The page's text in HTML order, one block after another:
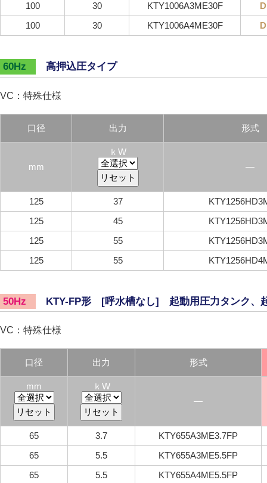
100
30 KTY1006A3ME30F
100
30 KTY1006A4ME30F
60Hz 高押込圧タイプ
VC：特殊仕様
口径 出力 形式
mm
ｋW
―
125 37
125
45
125
55
125
55
50Hz KTY-FP形 [呼水槽なし] 起動用圧力タンク、
VC：特殊仕様
口径 出力 形式
mm
ｋW
―
65 3.7
KTY655A3ME3.7FP
65
5.5
KTY655A3ME5.5FP
65
5.5
KTY655A4ME5.5FP